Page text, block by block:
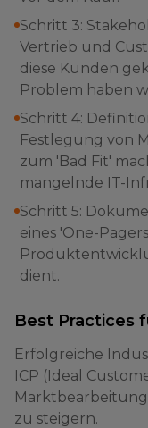
Schritt 3:
Vertrieb und
diese Kunden
Problem haben
Schritt 4:
Festlegung von
zum 'Bad Fit'
mangelnde IT-
Schritt 5:
eines 'One-
dient.
Best Practices
Erfolgreiche
ICP (Ideal
zu steigern.